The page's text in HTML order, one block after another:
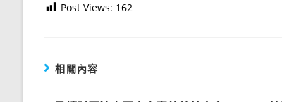
Post Views: 162
相關內容